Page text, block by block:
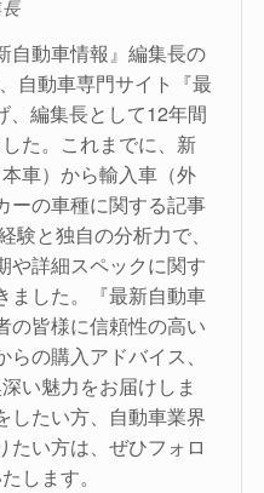
自動車情報』編集長の
自動車専門サイト『最
、編集長として12年間
た。これまでに、新
車）から輸入車（外
ーの車種に関する記事
験と独自の分析力で、
や詳細スペックに関す
ました。『最新自動車
の皆様に信頼性の高い
の購入アドバイス、
い魅力をお届けしま
したい方、自動車業界
たい方は、ぜひフォロ
します。